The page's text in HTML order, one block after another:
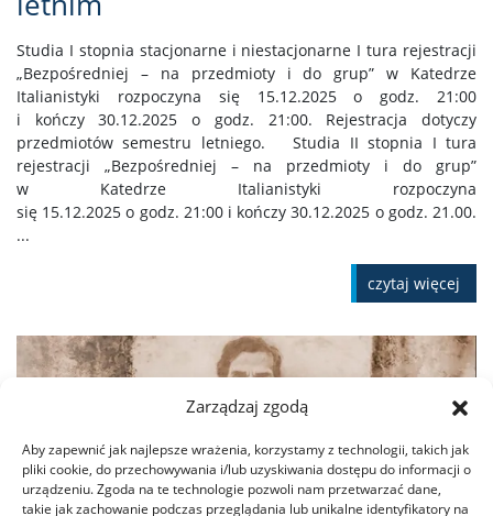
Zarządzaj zgodą
Aby zapewnić jak najlepsze wrażenia, korzystamy z technologii, takich jak
pliki cookie, do przechowywania i/lub uzyskiwania dostępu do informacji o
urządzeniu. Zgoda na te technologie pozwoli nam przetwarzać dane,
takie jak zachowanie podczas przeglądania lub unikalne identyfikatory na
Studia I stopnia stacjonarne i niestacjonarne I tura rejestracji
„Bezpośredniej – na przedmioty i do grup” w Katedrze
Italianistyki rozpoczyna się 15.12.2025 o godz. 21:00
i kończy 30.12.2025 o godz. 21:00. Rejestracja dotyczy
przedmiotów semestru letniego. Studia II stopnia I tura
rejestracji „Bezpośredniej – na przedmioty i do grup”
w Katedrze Italianistyki rozpoczyna
się 15.12.2025 o godz. 21:00 i kończy 30.12.2025 o godz. 21.00.
...
czytaj więcej